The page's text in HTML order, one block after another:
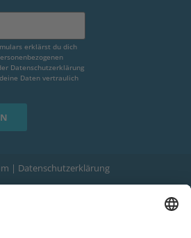
erklärst du dich
Datenschutzerklärung
Daten vertraulich
| Datenschutzerklärung